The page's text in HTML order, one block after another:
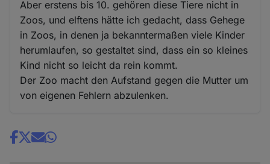
Aber erstens bis 10. gehören diese Tiere nicht in
Zoos, und elftens hätte ich gedacht, dass Gehege
in Zoos, in denen ja bekanntermaßen viele Kinder
herumlaufen, so gestaltet sind, dass ein so kleines
Kind nicht so leicht da rein kommt.
Der Zoo macht den Aufstand gegen die Mutter um
von eigenen Fehlern abzulenken.
Share